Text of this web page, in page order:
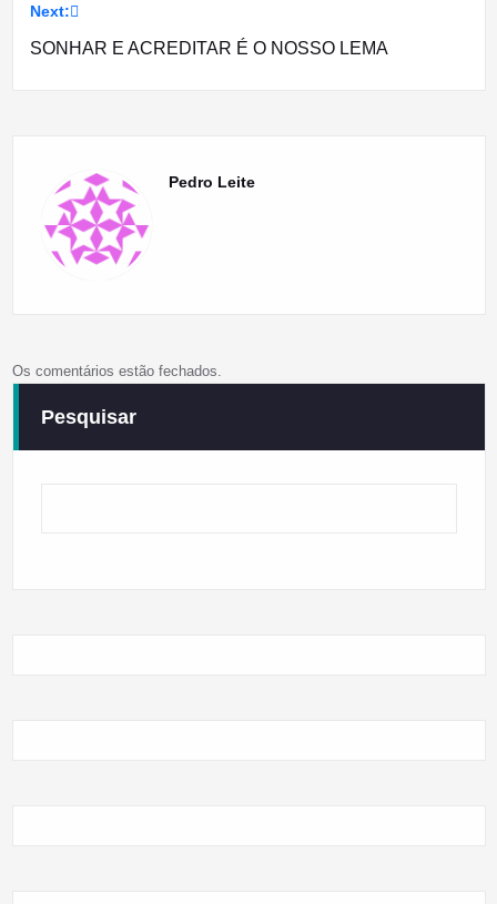
artigos
Next:
SONHAR E ACREDITAR É O NOSSO LEMA
Pedro Leite
Os comentários estão fechados.
Pesquisar